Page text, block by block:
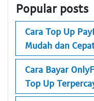
Popular posts
Cara Top Up
Mudah dan
Cara Bayar
Top Up